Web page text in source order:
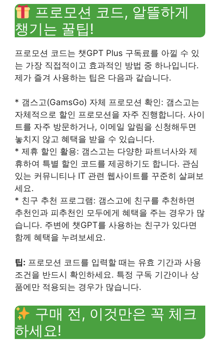
프로모션 코드, 알뜰하게
챙기는 꿀팁!
프로모션 코드는 챗GPT Plus 구독료를 아낄 수 있
는 가장 직접적이고 효과적인 방법 중 하나입니다.
제가 즐겨 사용하는 팁은 다음과 같습니다.
* 갬스고(GamsGo) 자체 프로모션 확인: 갬스고는
자체적으로 할인 프로모션을 자주 진행합니다. 사이
트를 자주 방문하거나, 이메일 알림을 신청해두면
놓치지 않고 혜택을 받을 수 있습니다.
* 제휴 할인 활용: 갬스고는 다양한 파트너사와 제
휴하여 특별 할인 코드를 제공하기도 합니다. 관심
있는 커뮤니티나 IT 관련 웹사이트를 꾸준히 살펴보
세요.
* 친구 추천 프로그램: 갬스고에 친구를 추천하면
추천인과 피추천인 모두에게 혜택을 주는 경우가 많
습니다. 주변에 챗GPT를 사용하는 친구가 있다면
함께 혜택을 누려보세요.
팁: 프로모션 코드를 입력할 때는 유효 기간과 사용
조건을 반드시 확인하세요. 특정 구독 기간이나 상
품에만 적용되는 경우가 많습니다.
구매 전, 이것만은 꼭 체크
하세요!